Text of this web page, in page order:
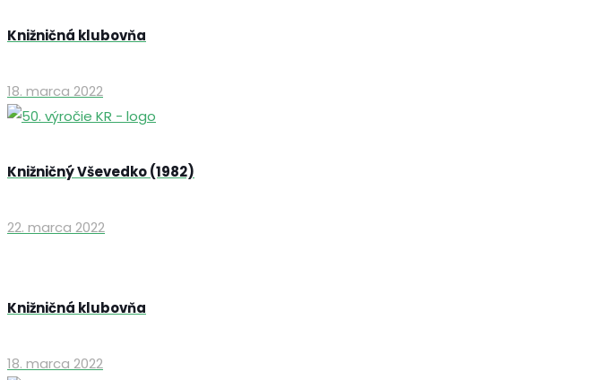
Knižničná klubovňa
18. marca 2022
Knižničný Vševedko (1982)
22. marca 2022
Knižničná klubovňa
18. marca 2022